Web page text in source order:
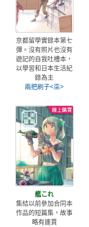
京都留學實錄本第七
彈。沒有照片也沒有
遊記的自我吐槽本，
以學習和日本生活紀
錄為主
兩把刷子<柒>
艦これ
集結以前參加合同本
作品的短篇集，故事
略有連貫